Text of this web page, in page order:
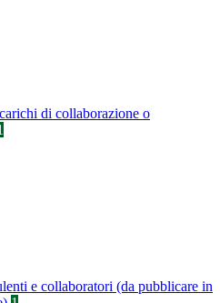
di collaborazione o
e collaboratori (da pubblicare in